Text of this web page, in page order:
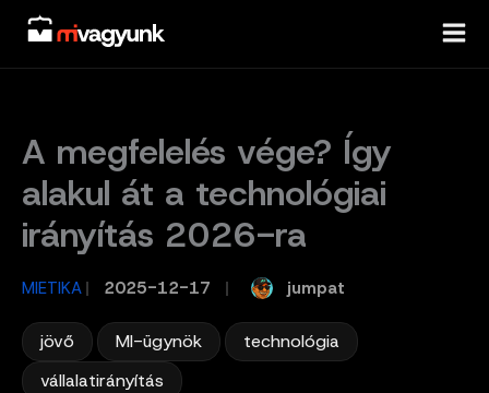
Skip
content
A megfelelés vége? Így
alakul át a technológiai
irányítás 2026-ra
MIETIKA / 2025-12-17 jumpat
jövő MI-ügynök technológia
vállalatirányítás